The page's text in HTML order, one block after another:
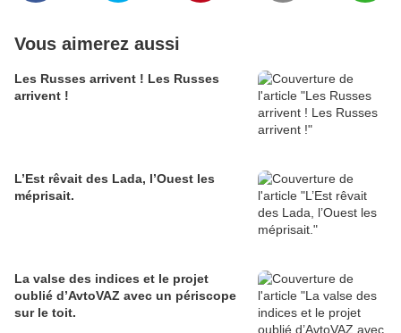
Vous aimerez aussi
Les Russes arrivent ! Les Russes
arrivent !
L’Est rêvait des Lada, l’Ouest les
méprisait.
La valse des indices et le projet
oublié d’AvtoVAZ avec un périscope
sur le toit.